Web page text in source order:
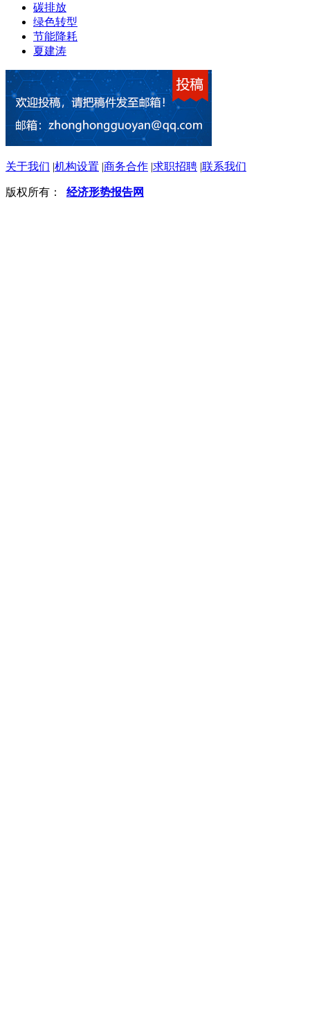
碳排放
绿色转型
节能降耗
夏建涛
关于我们 |机构设置 |商务合作 |求职招聘 |联系我们
版权所有： 经济形势报告网